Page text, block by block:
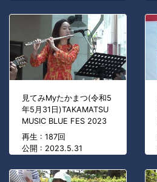
見てみMyたかまつ(令和5
年5月31日)TAKAMATSU
MUSIC BLUE FES 2023
再生 : 187回
公開 : 2023.5.31